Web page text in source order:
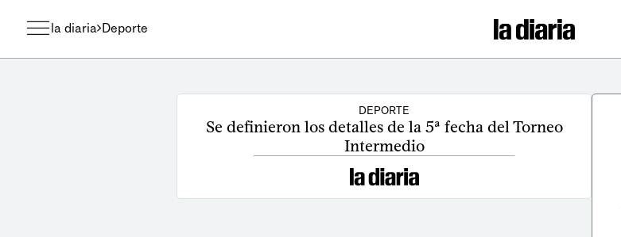
la diaria Deporte
DEPORTE
Se definieron los detalles de la 5ª fecha del Torneo
Intermedio